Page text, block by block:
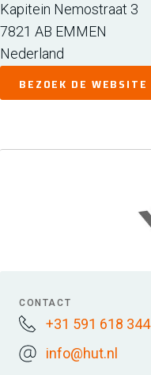
Kapitein Nemostraat 3
7821 AB EMMEN
Nederland
BEZOEK DE WEBSITE
CONTACT
+31 591 618 344
info@hut.nl